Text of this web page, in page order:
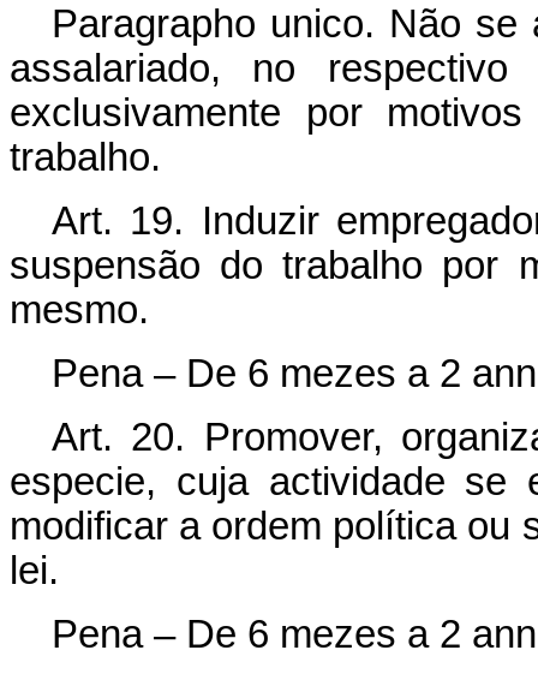
Paragrapho unico. Não
assalariado, no
exclusivamente por
trabalho.
Art. 19. Induzir
suspensão do trabalho por
mesmo.
Pena – De 6 mezes a 2
Art. 20. Promover,
especie, cuja actividade se
modificar a ordem política ou
lei.
Pena – De 6 mezes a 2